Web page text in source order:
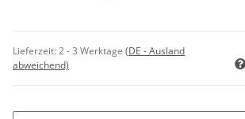
Lieferzeit:2 - 3 Werktage (DE - Ausland
abweichend)